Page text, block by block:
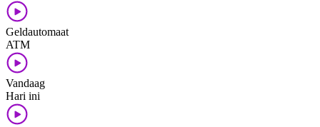
Geldautomaat
ATM
Vandaag
Hari ini